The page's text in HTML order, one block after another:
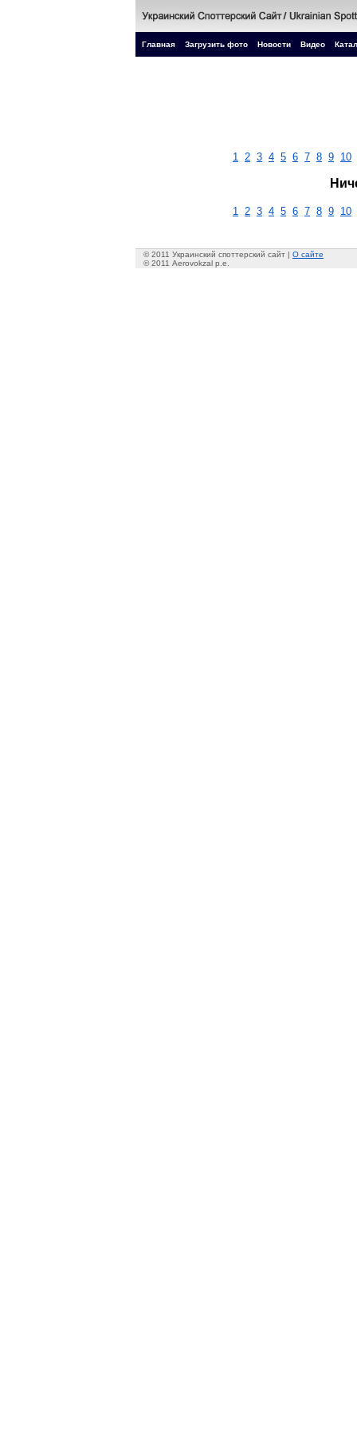
Главная Загрузить фото Новости Видео
1 2 3 4 5 6 7 8 9 10
1 2 3 4 5 6 7 8 9 10
© 2011 Украинский споттерский сайт | О сайте
© 2011 Aerovokzal p.e.